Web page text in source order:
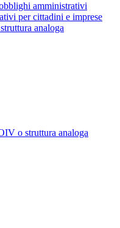
amministrativi
per cittadini e imprese
analoga
o struttura analoga